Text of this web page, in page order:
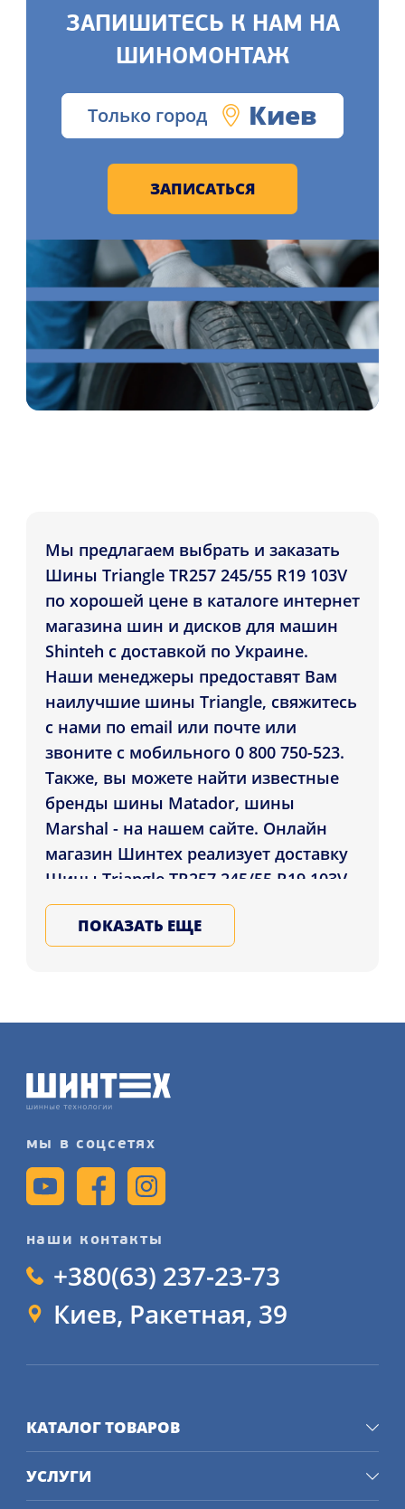
ЗАПИШИТЕСЬ К НАМ НА
ШИНОМОНТАЖ
Только город Киев
ЗАПИСАТЬСЯ
Мы предлагаем выбрать и заказать
Шины Triangle TR257 245/55 R19 103V
по хорошей цене в каталоге интернет
магазина шин и дисков для машин
Shinteh с доставкой по Украине.
Наши менеджеры предоставят Вам
наилучшие шины Triangle, свяжитесь
с нами по email или почте или
звоните с мобильного 0 800 750-523.
Также, вы можете найти известные
бренды шины Matador, шины
Marshal - на нашем сайте. Онлайн
магазин Шинтех реализует доставку
Шины Triangle TR257 245/55 R19 103V
покупателям в регионах: Ровно,
Херсон, Сумы , а также во все
ПОКАЗАТЬ ЕЩЕ
мы в соцсетях
наши контакты
+380(63) 237-23-73
Киев, Ракетная, 39
КАТАЛОГ ТОВАРОВ
УСЛУГИ